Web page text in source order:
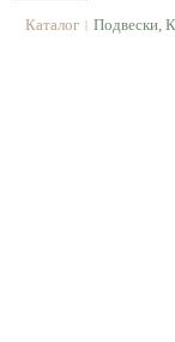
Каталог | Подвески,